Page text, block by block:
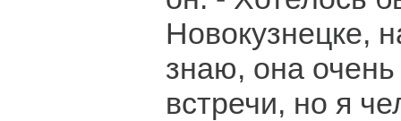
Новокузнецке,
знаю, она
встречи, но я